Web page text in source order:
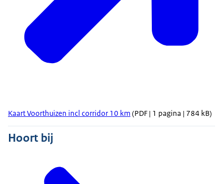
Kaart Voorthuizen incl corridor 10 km (PDF | 1 pagina | 784 kB)
Hoort bij